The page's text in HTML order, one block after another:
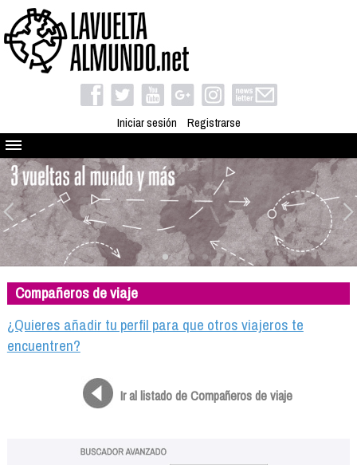
Iniciar sesión Registrarse
Quienes somos
El proyecto
Blog
Viaja con nosotros
Camino solidario
Libros
Compañeros de viaje
Compañeros de viaje
¿Quieres añadir tu perfil para que otros viajeros te
encuentren?
Ir al listado de Compañeros de viaje